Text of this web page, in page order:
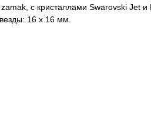
с кристаллами Swarovski Jet и
16 х 16 мм.